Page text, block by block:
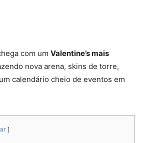
com um Valentine’s mais
nova arena, skins de torre,
calendário cheio de eventos em